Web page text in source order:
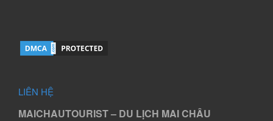
LIÊN HỆ
MAICHAUTOURIST – DU LỊCH MAI CHÂU